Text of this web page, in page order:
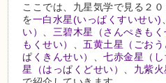
ここでは、九星気学で見る２
を一白水星(いっぱくすいせい)
い）
三碧木星（さんぺきもく
もくせい）
、五黄土星（ごおう
ぱくきんせい）
、七赤金星（し
星（はっぱくどせい）
九紫